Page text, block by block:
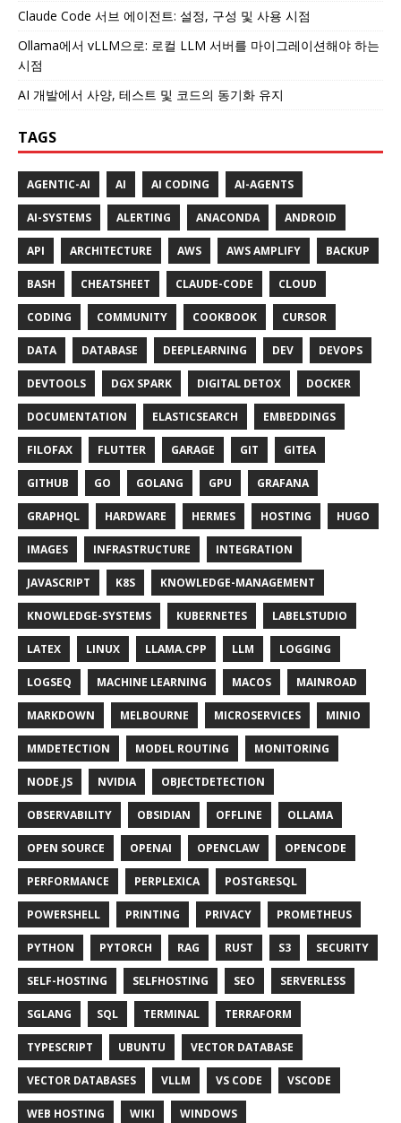
Claude Code 서브 에이전트: 설정, 구성 및 사용 시점
Ollama에서 vLLM으로: 로컬 LLM 서버를 마이그레이션해야 하는
시점
AI 개발에서 사양, 테스트 및 코드의 동기화 유지
TAGS
AGENTIC-AI AI AI CODING AI-AGENTS
AI-SYSTEMS ALERTING ANACONDA ANDROID
API ARCHITECTURE AWS AWS AMPLIFY BACKUP
BASH CHEATSHEET CLAUDE-CODE CLOUD
CODING COMMUNITY COOKBOOK CURSOR
DATA DATABASE DEEPLEARNING DEV DEVOPS
DEVTOOLS DGX SPARK DIGITAL DETOX DOCKER
DOCUMENTATION ELASTICSEARCH EMBEDDINGS
FILOFAX FLUTTER GARAGE GIT GITEA
GITHUB GO GOLANG GPU GRAFANA
GRAPHQL HARDWARE HERMES HOSTING HUGO
IMAGES INFRASTRUCTURE INTEGRATION
JAVASCRIPT K8S KNOWLEDGE-MANAGEMENT
KNOWLEDGE-SYSTEMS KUBERNETES LABELSTUDIO
LATEX LINUX LLAMA.CPP LLM LOGGING
LOGSEQ MACHINE LEARNING MACOS MAINROAD
MARKDOWN MELBOURNE MICROSERVICES MINIO
MMDETECTION MODEL ROUTING MONITORING
NODE.JS NVIDIA OBJECTDETECTION
OBSERVABILITY OBSIDIAN OFFLINE OLLAMA
OPEN SOURCE OPENAI OPENCLAW OPENCODE
PERFORMANCE PERPLEXICA POSTGRESQL
POWERSHELL PRINTING PRIVACY PROMETHEUS
PYTHON PYTORCH RAG RUST S3 SECURITY
SELF-HOSTING SELFHOSTING SEO SERVERLESS
SGLANG SQL TERMINAL TERRAFORM
TYPESCRIPT UBUNTU VECTOR DATABASE
VECTOR DATABASES VLLM VS CODE VSCODE
WEB HOSTING WIKI WINDOWS